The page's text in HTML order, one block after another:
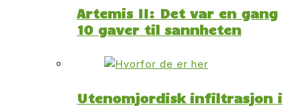
Artemis II: Det var en gang
10 gaver til sannheten
Utenomjordisk infiltrasjon i